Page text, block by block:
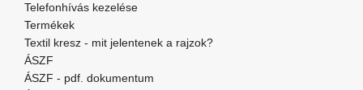
Telefonhívás kezelése
Termékek
Textil kresz - mit jelentenek a rajzok?
ÁSZF
ÁSZF - pdf. dokumentum